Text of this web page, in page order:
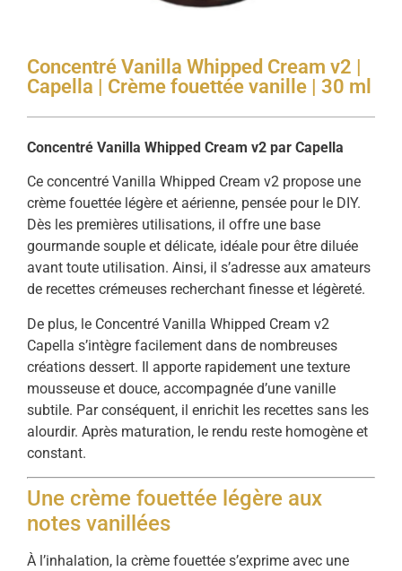
Concentré Vanilla Whipped Cream v2 |
Capella | Crème fouettée vanille | 30 ml
Concentré Vanilla Whipped Cream v2 par Capella
Ce concentré Vanilla Whipped Cream v2 propose une
crème fouettée légère et aérienne, pensée pour le DIY.
Dès les premières utilisations, il offre une base
gourmande souple et délicate, idéale pour être diluée
avant toute utilisation. Ainsi, il s’adresse aux amateurs
de recettes crémeuses recherchant finesse et légèreté.
De plus, le Concentré Vanilla Whipped Cream v2
Capella s’intègre facilement dans de nombreuses
créations dessert. Il apporte rapidement une texture
mousseuse et douce, accompagnée d’une vanille
subtile. Par conséquent, il enrichit les recettes sans les
alourdir. Après maturation, le rendu reste homogène et
constant.
Une crème fouettée légère aux
notes vanillées
À l’inhalation, la crème fouettée s’exprime avec une